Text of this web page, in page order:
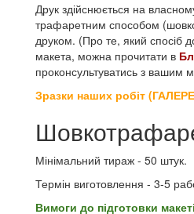
Друк здійснюється на
трафаретним способом
друком. (Про те, який спосіб
макета, можна прочитати в
проконсультуватись з вашим
Зразки наших робіт
Мінімальний тираж - 50 штук.
Термін виготовлення - 3-5
Вимоги до підготовки